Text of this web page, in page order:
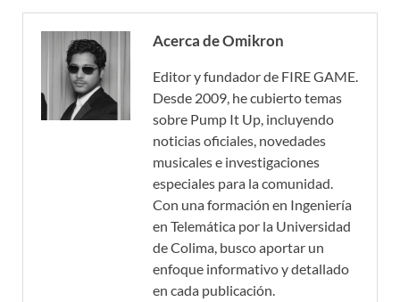
Acerca de Omikron
Editor y fundador de FIRE GAME.
Desde 2009, he cubierto temas
sobre Pump It Up, incluyendo
noticias oficiales, novedades
musicales e investigaciones
especiales para la comunidad.
Con una formación en Ingeniería
en Telemática por la Universidad
de Colima, busco aportar un
enfoque informativo y detallado
en cada publicación.